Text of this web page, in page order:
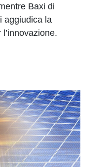
Baxi di
aggiudica la